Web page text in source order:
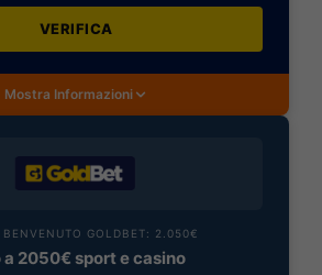
VERIFICA
Mostra Informazioni
BENVENUTO GOLDBET: 2.050€
a 2050€ sport e casino